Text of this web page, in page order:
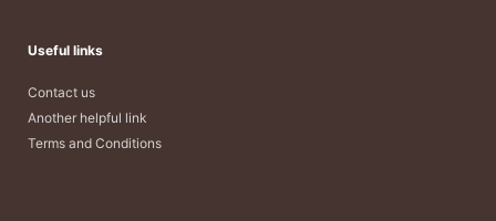
Useful links
Contact us
Another helpful link
Terms and Conditions